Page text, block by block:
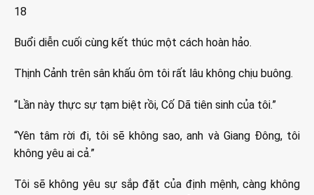
18
Buổi diễn cuối cùng kết thúc một cách hoàn hảo.
Thịnh Cảnh trên sân khấu ôm tôi rất lâu không chịu buông.
“Lần này thực sự tạm biệt rồi, Cố Dã tiên sinh của tôi.”
“Yên tâm rời đi, tôi sẽ không sao, anh và Giang Đông, tôi
không yêu ai cả.”
Tôi sẽ không yêu sự sắp đặt của định mệnh, càng không